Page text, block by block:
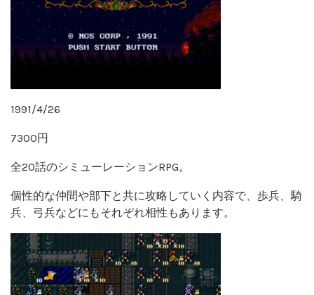
1991/4/26
7300円
全20話のシミューレーションRPG。
個性的な仲間や部下と共に攻略していく内容で、歩兵、騎
兵、弓兵などにもそれぞれ相性もあります。